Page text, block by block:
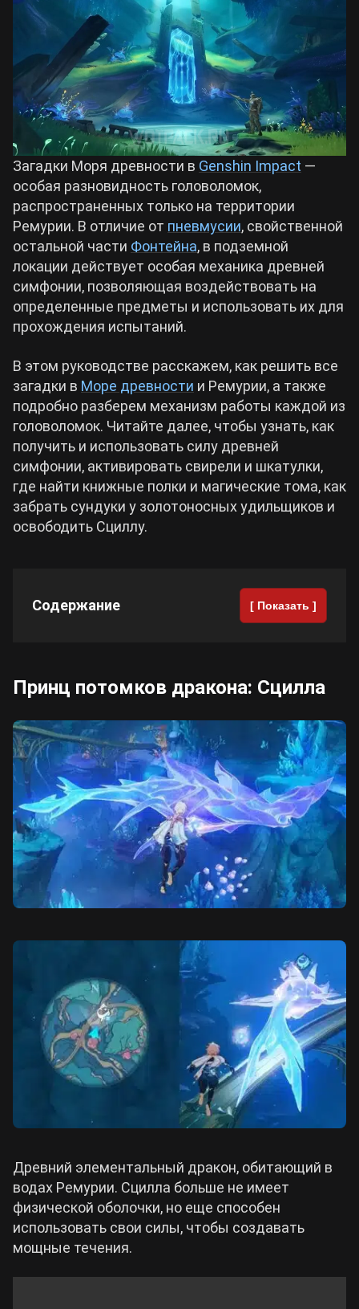
Crimson Desert
Zenless Zone Zero
Kingdom Come: Deliverance 2
Path of Exile 2
Wuthering Waves
Roblox
Cyberpunk 2077
Все игры
Билды Arknights: Endfield
Билды Wuthering Waves
Билды Cyberpunk 2077
Билды Path of Exile 2
Загадки Моря древности в Genshin Impact —
особая разновидность головоломок,
распространенных только на территории
Ремурии. В отличие от пневмусии, свойственной
остальной части Фонтейна, в подземной
локации действует особая механика древней
симфонии, позволяющая воздействовать на
определенные предметы и использовать их для
прохождения испытаний.
В этом руководстве расскажем, как решить все
загадки в Море древности и Ремурии, а также
подробно разберем механизм работы каждой из
головоломок. Читайте далее, чтобы узнать, как
получить и использовать силу древней
симфонии, активировать свирели и шкатулки,
где найти книжные полки и магические тома, как
забрать сундуки у золотоносных удильщиков и
освободить Сциллу.
Содержание [ Показать ]
Принц потомков дракона: Сцилла
Древний элементальный дракон, обитающий в
водах Ремурии. Сцилла больше не имеет
физической оболочки, но еще способен
использовать свои силы, чтобы создавать
мощные течения.